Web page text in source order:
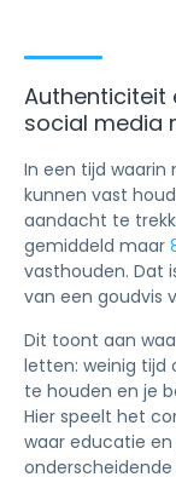
Authenticiteit
social media
In een tijd
kunnen vast
aandacht te
gemiddeld maar
vasthouden. Dat
van een goudvis
Dit toont aan
letten: weinig tijd
te houden en je
Hier speelt het
waar educatie